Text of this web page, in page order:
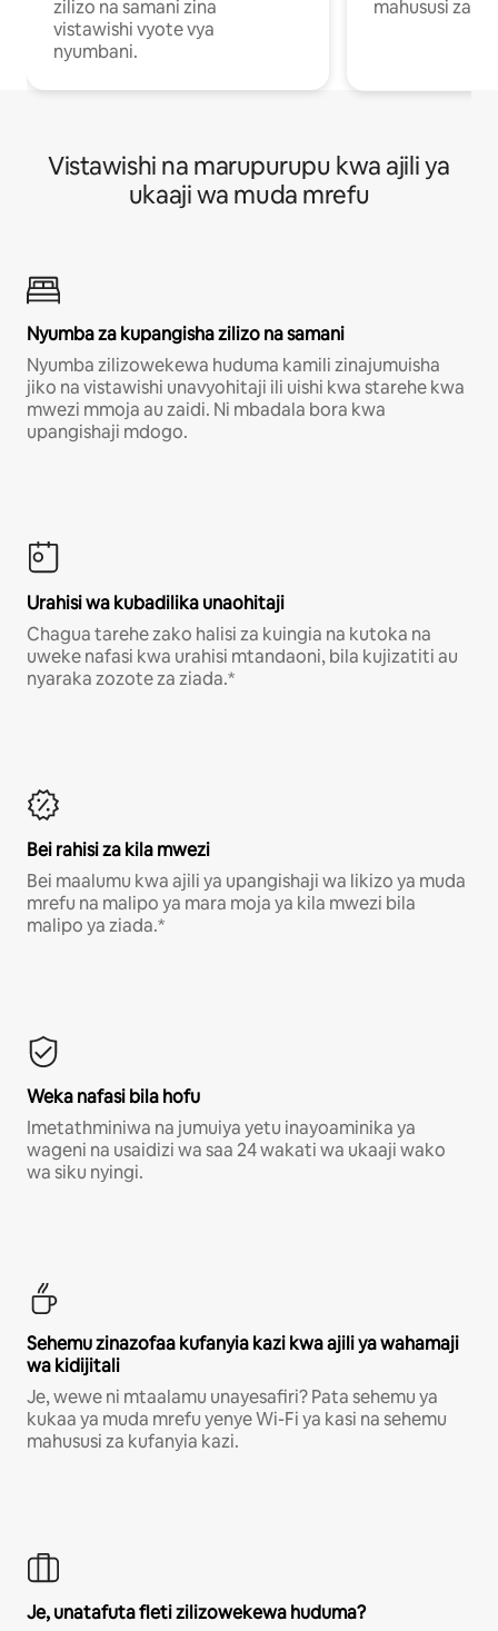
zilizo na samani zina
vistawishi vyote vya
nyumbani.
mahususi za
Vistawishi na marupurupu kwa ajili ya
ukaaji wa muda mrefu
Nyumba za kupangisha zilizo na samani
Nyumba zilizowekewa huduma kamili zinajumuisha
jiko na vistawishi unavyohitaji ili uishi kwa starehe kwa
mwezi mmoja au zaidi. Ni mbadala bora kwa
upangishaji mdogo.
Urahisi wa kubadilika unaohitaji
Chagua tarehe zako halisi za kuingia na kutoka na
uweke nafasi kwa urahisi mtandaoni, bila kujizatiti au
nyaraka zozote za ziada.*
Bei rahisi za kila mwezi
Bei maalumu kwa ajili ya upangishaji wa likizo ya muda
mrefu na malipo ya mara moja ya kila mwezi bila
malipo ya ziada.*
Weka nafasi bila hofu
Imetathminiwa na jumuiya yetu inayoaminika ya
wageni na usaidizi wa saa 24 wakati wa ukaaji wako
wa siku nyingi.
Sehemu zinazofaa kufanyia kazi kwa ajili ya wahamaji
wa kidijitali
Je, wewe ni mtaalamu unayesafiri? Pata sehemu ya
kukaa ya muda mrefu yenye Wi-Fi ya kasi na sehemu
mahususi za kufanyia kazi.
Je, unatafuta fleti zilizowekewa huduma?